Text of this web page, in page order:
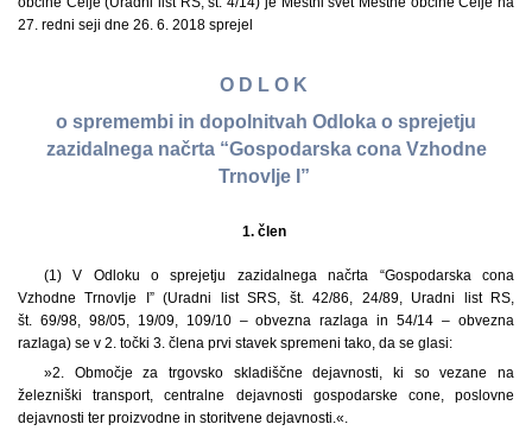
27. redni seji dne 26. 6. 2018 sprejel
O D L O K
o spremembi in dopolnitvah Odloka o sprejetju
zazidalnega načrta “Gospodarska cona Vzhodne
Trnovlje I”
1. člen
(1) V Odloku o sprejetju zazidalnega načrta “Gospodarska cona
Vzhodne Trnovlje I” (Uradni list SRS, št. 42/86, 24/89, Uradni list RS,
št. 69/98, 98/05, 19/09, 109/10 – obvezna razlaga in 54/14 – obvezna
razlaga) se v 2. točki 3. člena prvi stavek spremeni tako, da se glasi:
»2. Območje za trgovsko skladiščne dejavnosti, ki so vezane na
železniški transport, centralne dejavnosti gospodarske cone, poslovne
dejavnosti ter proizvodne in storitvene dejavnosti.«.